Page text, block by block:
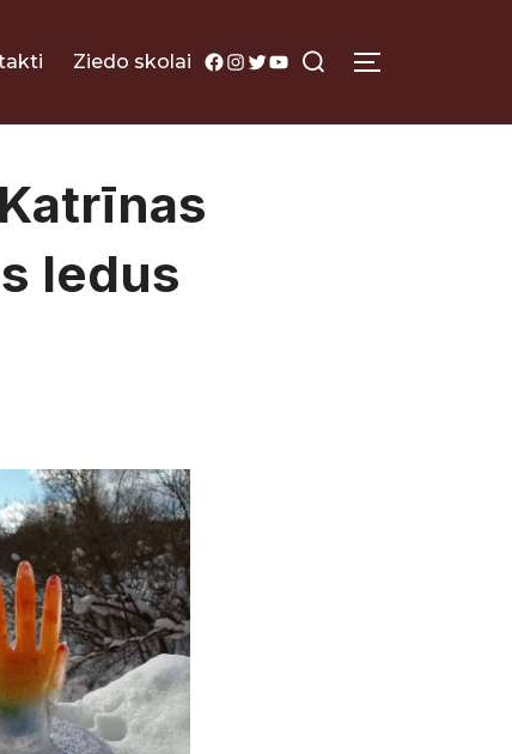
Ziedo skolai Facebook
Instagram
Twitter
YouTube
for:
TOGGLE
ledus